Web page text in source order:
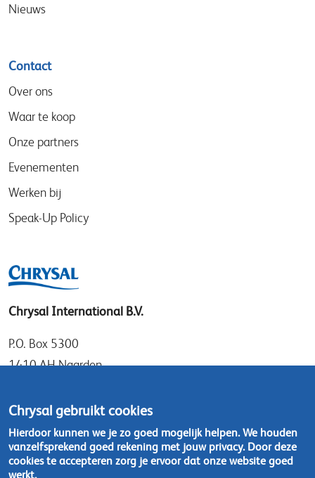
Nieuws
Contact
Over ons
Waar te koop
Onze partners
Evenementen
Werken bij
Speak-Up Policy
Chrysal International B.V.
P.O. Box 5300
1410 AH Naarden
1411 DD Naarden
Nederland
Tel: +31 (0)35 - 695 58 88
Chrysal gebruikt cookies
Hierdoor kunnen we je zo goed mogelijk helpen. We houden
vanzelfsprekend goed rekening met jouw privacy. Door deze
cookies te accepteren zorg je ervoor dat onze website goed
werkt.